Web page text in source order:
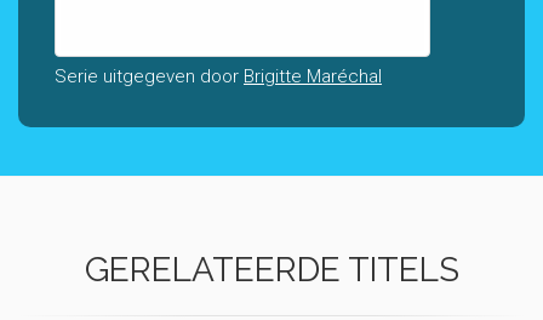
Serie uitgegeven door Brigitte Maréchal
GERELATEERDE TITELS